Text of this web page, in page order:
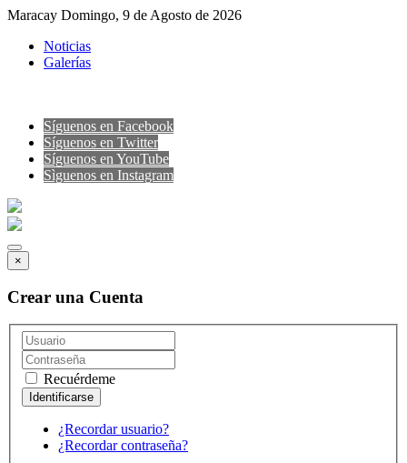
Maracay Domingo, 9 de Agosto de 2026
Noticias
Galerías
Síguenos en Facebook
Síguenos en Twitter
Síguenos en YouTube
Sìguenos en Instagram
×
Crear una Cuenta
Recuérdeme
¿Recordar usuario?
¿Recordar contraseña?